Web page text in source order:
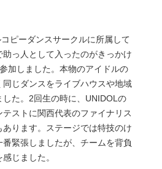
ピーダンスサークルに所属して
っ人として入ったのがきっかけ
加しました。本物のアイドルの
同じダンスをライブハウスや地域
た。2回生の時に、UNIDOLの
ストに関西代表のファイナリス
あります。ステージでは特技のけ
緊張しましたが、チームを背負
じました。